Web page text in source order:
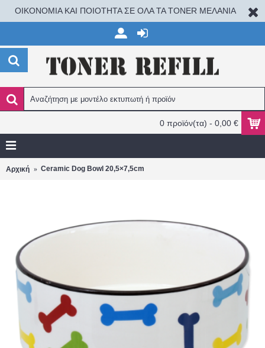
ΟΙΚΟΝΟΜΙΑ ΚΑΙ ΠΟΙΟΤΗΤΑ ΣΕ ΟΛΑ ΤΑ TONER ΜΕΛΑΝΙΑ
0 προϊόν(τα) - 0,00 €
Αρχική Ceramic Dog Bowl 20,5×7,5cm